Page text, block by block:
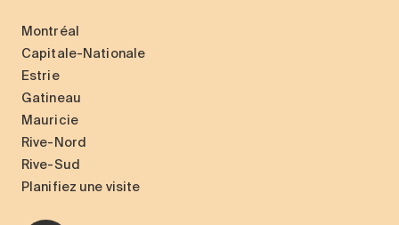
Montréal
Capitale-Nationale
Estrie
Gatineau
Mauricie
Rive-Nord
Rive-Sud
Planifiez une visite